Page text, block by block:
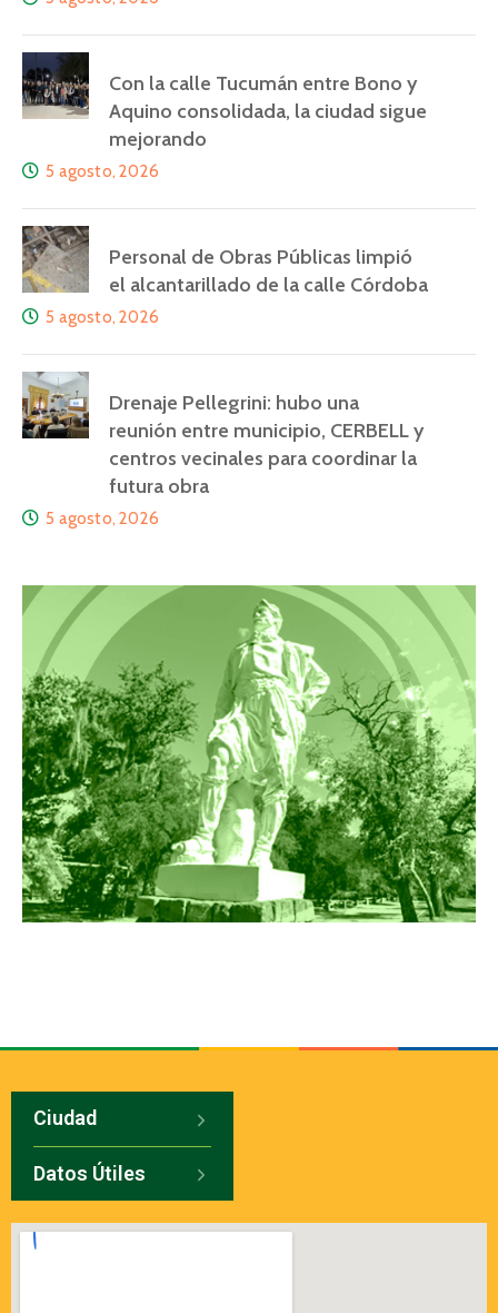
Con la calle Tucumán entre Bono y
Aquino consolidada, la ciudad sigue
mejorando
5 agosto, 2026
Personal de Obras Públicas limpió
el alcantarillado de la calle Córdoba
5 agosto, 2026
Drenaje Pellegrini: hubo una
reunión entre municipio, CERBELL y
centros vecinales para coordinar la
futura obra
5 agosto, 2026
Ciudad
Datos Útiles